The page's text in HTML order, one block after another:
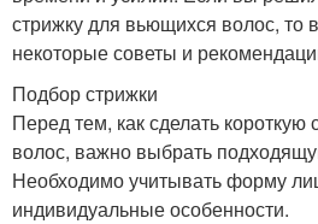
стрижку для вьющихся волос, то
некоторые советы и
Подбор стрижки
Перед тем, как сделать
волос, важно выбрать
Необходимо учитывать форму
индивидуальные особенности.